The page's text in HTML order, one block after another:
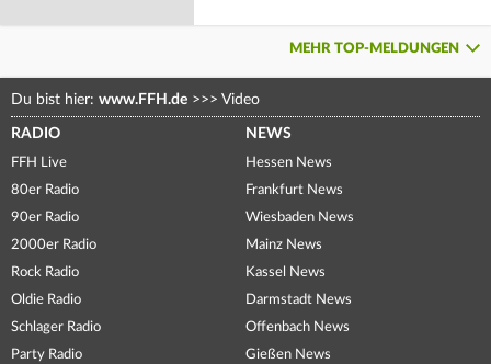
MEHR TOP-MELDUNGEN
Du bist hier: www.FFH.de >>> Video
RADIO
FFH Live
80er Radio
90er Radio
2000er Radio
Rock Radio
Oldie Radio
Schlager Radio
Party Radio
NEWS
Hessen News
Frankfurt News
Wiesbaden News
Mainz News
Kassel News
Darmstadt News
Offenbach News
Gießen News